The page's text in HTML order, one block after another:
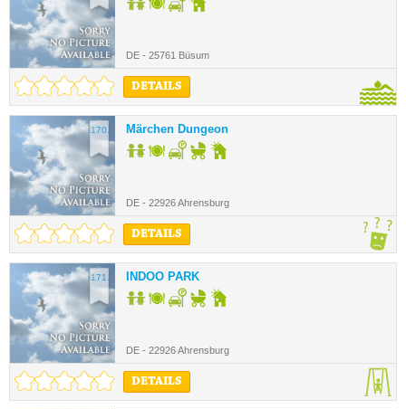
DE - 25761 Büsum
DETAILS
170. Märchen Dungeon
DE - 22926 Ahrensburg
DETAILS
171. INDOO PARK
DE - 22926 Ahrensburg
DETAILS